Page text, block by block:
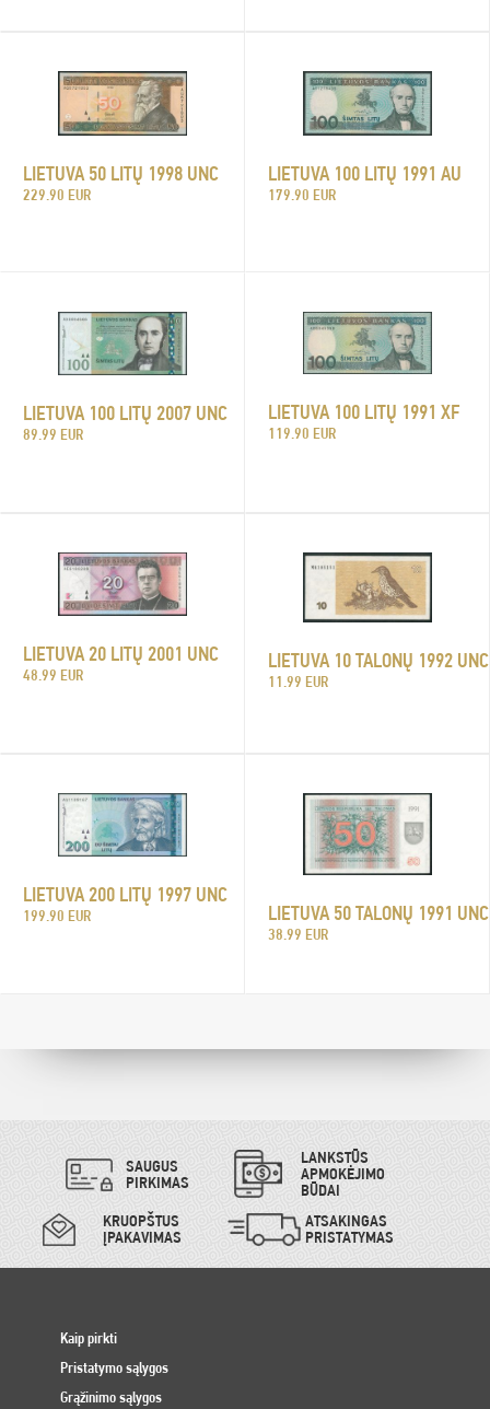
LIETUVA 50 LITŲ 1998 UNC
229.90 EUR
LIETUVA 100 LITŲ 1991 AU
179.90 EUR
LIETUVA 100 LITŲ 2007 UNC
89.99 EUR
LIETUVA 100 LITŲ 1991 XF
119.90 EUR
LIETUVA 20 LITŲ 2001 UNC
48.99 EUR
LIETUVA 10 TALONŲ 1992 UNC
11.99 EUR
LIETUVA 200 LITŲ 1997 UNC
199.90 EUR LIETUVA 50 TALONŲ 1991 UNC
38.99 EUR
SAUGUS
PIRKIMAS
LANKSTŪS
APMOKĖJIMO
BŪDAI
KRUOPŠTUS
ĮPAKAVIMAS
ATSAKINGAS
PRISTATYMAS
Kaip pirkti
Pristatymo sąlygos
Grąžinimo sąlygos